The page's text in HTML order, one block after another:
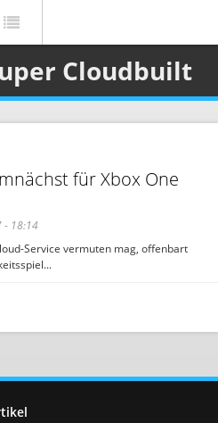
Cloudbuilt
für Xbox One
- 18:14
Service vermuten mag, offenbart